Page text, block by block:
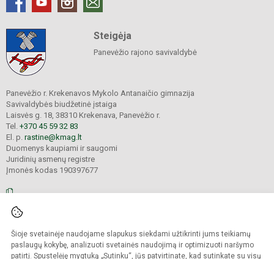
Šioje svetainėje naudojame slapukus siekdami užtikrinti jums teikiamų
paslaugų kokybę, analizuoti svetainės naudojimą ir optimizuoti naršymo
patirtį. Spustelėję mygtuką „Sutinku“, jūs patvirtinate, kad sutinkate su visų
Steigėja
Panevėžio rajono savivaldybė
Panevėžio r. Krekenavos Mykolo Antanaičio gimnazija
Savivaldybės biudžetinė įstaiga
Laisvės g. 18, 38310 Krekenava, Panevėžio r.
Tel. +370 45 59 32 83
El. p. rastine@kmag.lt
Duomenys kaupiami ir saugomi
Juridinių asmenų registre
Įmonės kodas 190397677
saugomos.
Kopijuoti turinį be raštiško gimnazijos sutikimo griežtai draudžiama.